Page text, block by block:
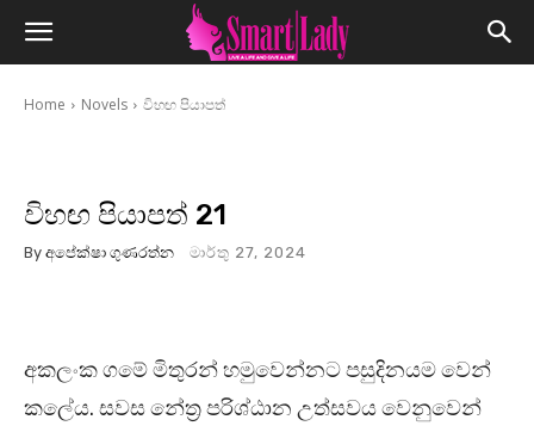
Home Novels විහඟ පියාපත්
විහඟ පියාපත් 21
By අපේක්ෂා ගුණරත්න මාර්තු 27, 2024
අකලංක ගමේ මිතුරන් හමුවෙන්නට පසුදිනයම වෙන්
කලේය. සවස නේත්‍ර පරිශ්ඨාන උත්සවය වෙනුවෙන්